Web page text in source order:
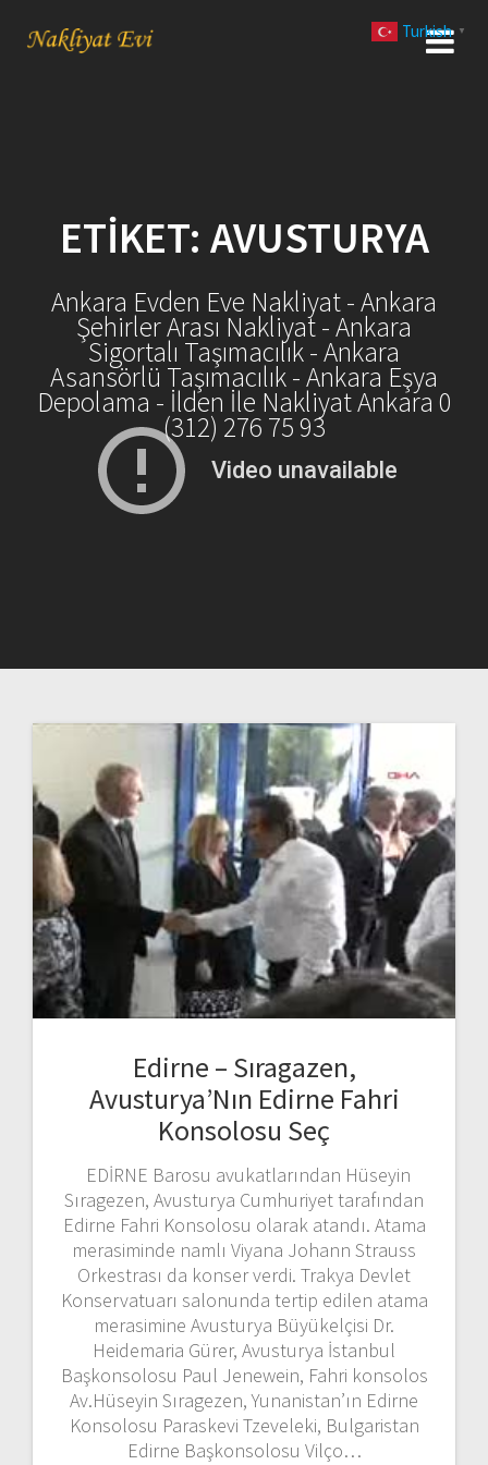
ETIKET: AVUSTURYA
Ankara Evden Eve Nakliyat - Ankara
Şehirler Arası Nakliyat - Ankara
Sigortalı Taşımacılık - Ankara
Asansörlü Taşımacılık - Ankara Eşya
Depolama - İlden İle Nakliyat Ankara 0
(312) 276 75 93
Edirne – Sıragazen,
Avusturya’Nın Edirne Fahri
Konsolosu Seç
EDİRNE Barosu avukatlarından Hüseyin
Sıragezen, Avusturya Cumhuriyet tarafından
Edirne Fahri Konsolosu olarak atandı. Atama
merasiminde namlı Viyana Johann Strauss
Orkestrası da konser verdi. Trakya Devlet
Konservatuarı salonunda tertip edilen atama
merasimine Avusturya Büyükelçisi Dr.
Heidemaria Gürer, Avusturya İstanbul
Başkonsolosu Paul Jenewein, Fahri konsolos
Av.Hüseyin Sıragezen, Yunanistan’ın Edirne
Konsolosu Paraskevi Tzeveleki, Bulgaristan
Edirne Başkonsolosu Vilço…
Turkish ▼